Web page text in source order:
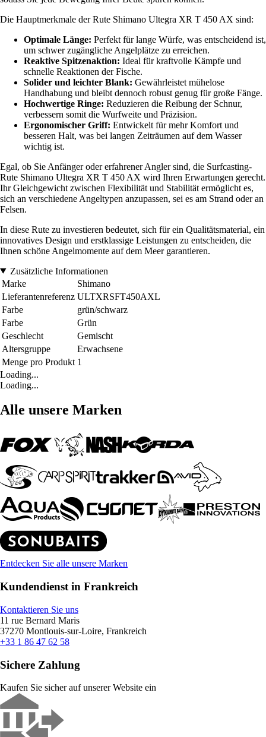
Die Hauptmerkmale der Rute Shimano Ultegra XR T 450 AX sind:
Optimale Länge: Perfekt für lange Würfe, was entscheidend ist,
um schwer zugängliche Angelplätze zu erreichen.
Reaktive Spitzenaktion: Ideal für kraftvolle Kämpfe und
schnelle Reaktionen der Fische.
Solider und leichter Blank: Gewährleistet mühelose
Handhabung und bleibt dennoch robust genug für große Fänge.
Hochwertige Ringe: Reduzieren die Reibung der Schnur,
verbessern somit die Wurfweite und Präzision.
Ergonomischer Griff: Entwickelt für mehr Komfort und
besseren Halt, was bei langen Zeiträumen auf dem Wasser
wichtig ist.
Egal, ob Sie Anfänger oder erfahrener Angler sind, die Surfcasting-
Rute Shimano Ultegra XR T 450 AX wird Ihren Erwartungen gerecht.
Ihr Gleichgewicht zwischen Flexibilität und Stabilität ermöglicht es,
sich an verschiedene Angeltypen anzupassen, sei es am Strand oder an
Felsen.
In diese Rute zu investieren bedeutet, sich für ein Qualitätsmaterial, ein
innovatives Design und erstklassige Leistungen zu entscheiden, die
Ihnen schöne Angelmomente auf dem Meer garantieren.
Zusätzliche Informationen
Marke
Shimano
Lieferantenreferenz ULTXRSFT450AXL
Farbe
grün/schwarz
Farbe
Grün
Geschlecht
Gemischt
Altersgruppe
Erwachsene
Menge pro Produkt 1
Loading...
Loading...
Alle unsere Marken
Entdecken Sie alle unsere Marken
Kundendienst in Frankreich
Kontaktieren Sie uns
11 rue Bernard Maris
37270 Montlouis-sur-Loire, Frankreich
+33 1 86 47 62 58
Sichere Zahlung
Kaufen Sie sicher auf unserer Website ein